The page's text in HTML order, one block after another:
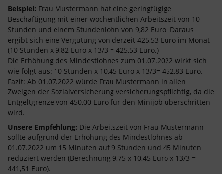
Beispiel: Frau Mustermann hat eine geringfügige
Beschäftigung mit einer wöchentlichen Arbeitszeit von 10
Stunden und einem Stundenlohn von 9,82 Euro. Daraus
ergibt sich eine Vergütung von derzeit 425,53 Euro im Monat
(10 Stunden x 9,82 Euro x 13/3 = 425,53 Euro.)
Die Erhöhung des Mindestlohnes zum 01.07.2022 wirkt sich
wie folgt aus: 10 Stunden x 10,45 Euro x 13/3= 452,83 Euro.
Fazit: Ab 01.07.2022 würde Frau Mustermann in allen
Zweigen der Sozialversicherung versicherungspflichtig, da die
Entgeltgrenze von 450,00 Euro für den Minijob überschritten
wird.
Unsere Empfehlung: Die Arbeitszeit von Frau Mustermann
sollte aufgrund der Erhöhung des Mindestlohnes ab
01.07.2022 um 15 Minuten auf 9 Stunden und 45 Minuten
reduziert werden (Berechnung 9,75 x 10,45 Euro x 13/3 =
441,51 Euro).